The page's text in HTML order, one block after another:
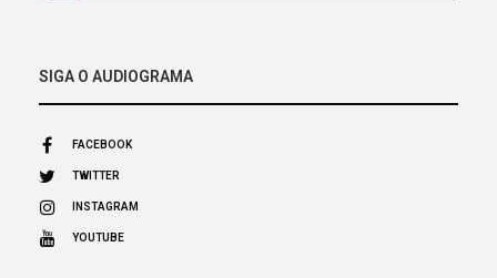
SIGA O AUDIOGRAMA
FACEBOOK
TWITTER
INSTAGRAM
YOUTUBE